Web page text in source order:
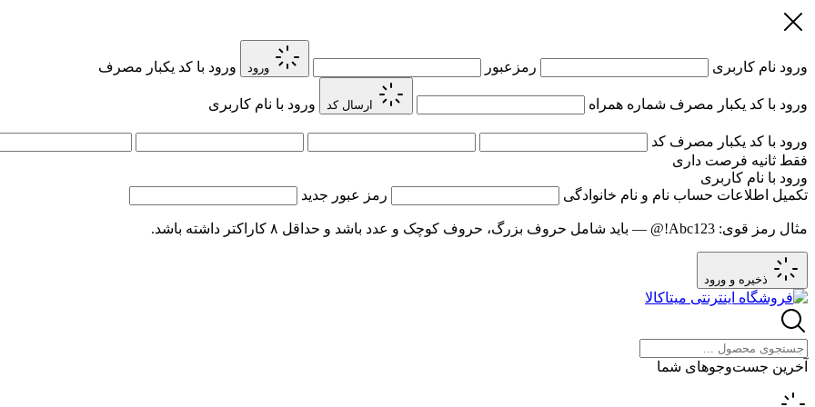
ورود نام کاربری رمزعبور ورود ورود با کد یکبار مصرف
ورود با کد یکبار مصرف شماره همراه ارسال کد ورود با نام کاربری
ورود با کد یکبار مصرف کد
فقط ثانیه فرصت داری
ورود با نام کاربری
تکمیل اطلاعات حساب نام و نام خانوادگی رمز عبور جدید
مثال رمز قوی: Abc123!@ — باید شامل حروف بزرگ، حروف کوچک و عدد باشد و حداقل ۸ کاراکتر داشته باشد.
ذخیره و ورود
آخرین جست‌وجوهای شما